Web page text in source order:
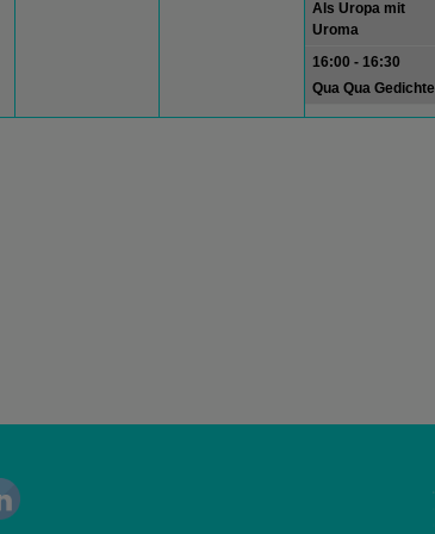
Als Uropa mit
Uroma
16:00 - 16:30
Qua Qua Gedichte